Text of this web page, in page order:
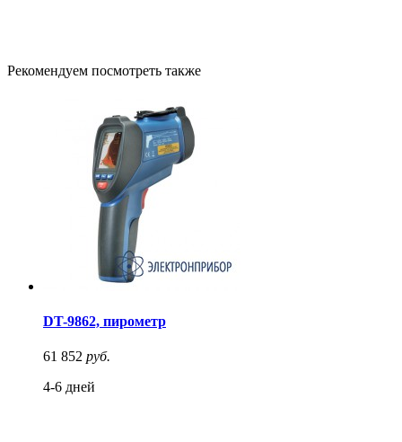
Рекомендуем посмотреть также
DT-9862, пирометр
61 852 руб.
4-6 дней